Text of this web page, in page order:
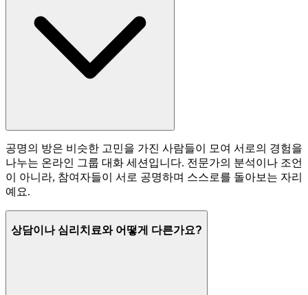
공명의 방은 비슷한 고민을 가진 사람들이 모여 서로의 경험을
나누는 온라인 그룹 대화 세션입니다. 전문가의 분석이나 조언
이 아니라, 참여자들이 서로 공명하며 스스로를 돌아보는 자리
예요.
상담이나 심리치료와 어떻게 다른가요?